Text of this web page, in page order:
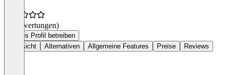
(0 Bewertungen)
Dieses Profil betreiben
Übersicht
Alternativen Allgemeine Features Preise Reviews